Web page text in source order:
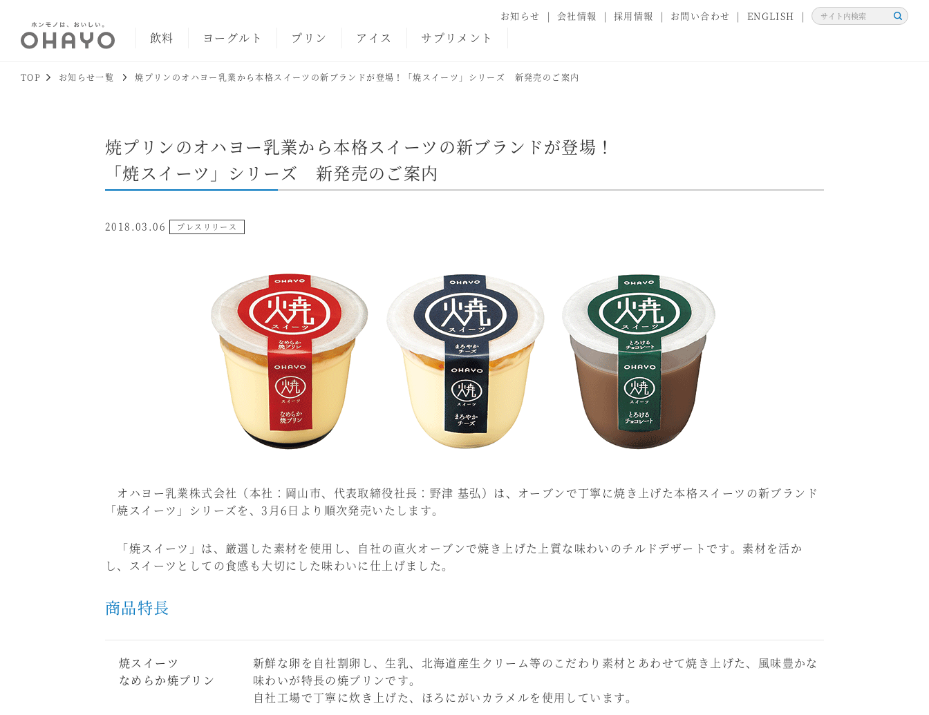
飲料 ヨーグルト プリン アイス サプリメント
お知らせ 会社情報 採用情報 お問い合わせ ENGLISH
検
TOP お知らせ一覧 焼プリンのオハヨー乳業から本格スイーツの新ブランドが登場！「焼スイーツ」シリーズ 新発売のご案内
焼プリンのオハヨー乳業から本格スイーツの新ブランドが登場！
「焼スイーツ」シリーズ 新発売のご案内
2018.03.06 プレスリリース
オハヨー乳業株式会社（本社：岡山市、代表取締役社長：野津 基弘）は、オーブンで丁寧に焼き上げた本格スイーツの新ブランド
「焼スイーツ」シリーズを、3月6日より順次発売いたします。
「焼スイーツ」は、厳選した素材を使用し、自社の直火オーブンで焼き上げた上質な味わいのチルドデザートです。素材を活か
し、スイーツとしての食感も大切にした味わいに仕上げました。
商品特長
焼スイーツ
なめらか焼プリン
新鮮な卵を自社割卵し、生乳、北海道産生クリーム等のこだわり素材とあわせて焼き上げた、風味豊かな
味わいが特長の焼プリンです。
自社工場で丁寧に炊き上げた、ほろにがいカラメルを使用しています。